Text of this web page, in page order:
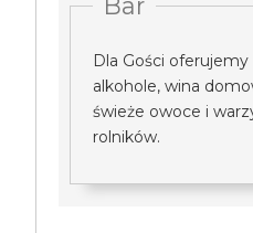
Dla Gości
alkohole, wina
świeże owoce i
rolników.